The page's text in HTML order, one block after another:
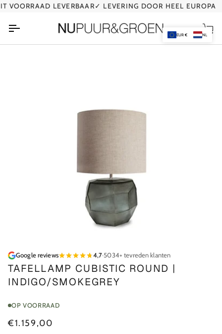
Ga
inhoud
LEVERBAAR✓ LEVERING DOOR HEEL EUROPA
Google reviews 4,7·5034+ tevreden klanten
TAFELLAMP CUBISTIC ROUND |
INDIGO/SMOKEGREY
OP VOORRAAD
€1.159,00
EUR € NL